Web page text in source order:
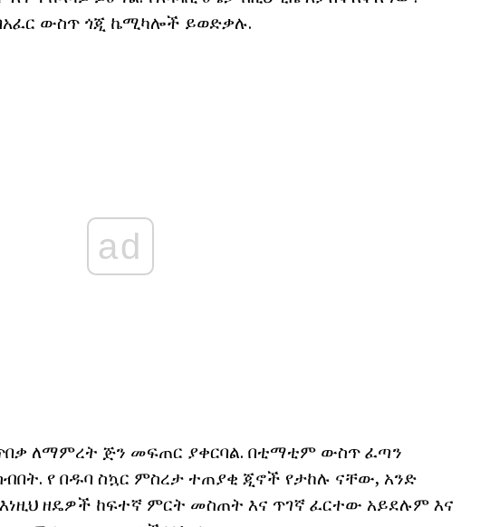
ውስጥ ጎጂ ኬሚካሎች ይወድቃሉ.
ad
ለማምረት ጅን መፍጠር ያቀርባል. በቲማቲም ውስጥ ፈጣን
የ በዱባ ስኳር ምስረታ ተጠያቂ ጂኖች የታከሉ ናቸው, አንድ
ዘዴዎች ከፍተኛ ምርት መስጠት እና ጥገኛ ፈርተው አይደሉም እና